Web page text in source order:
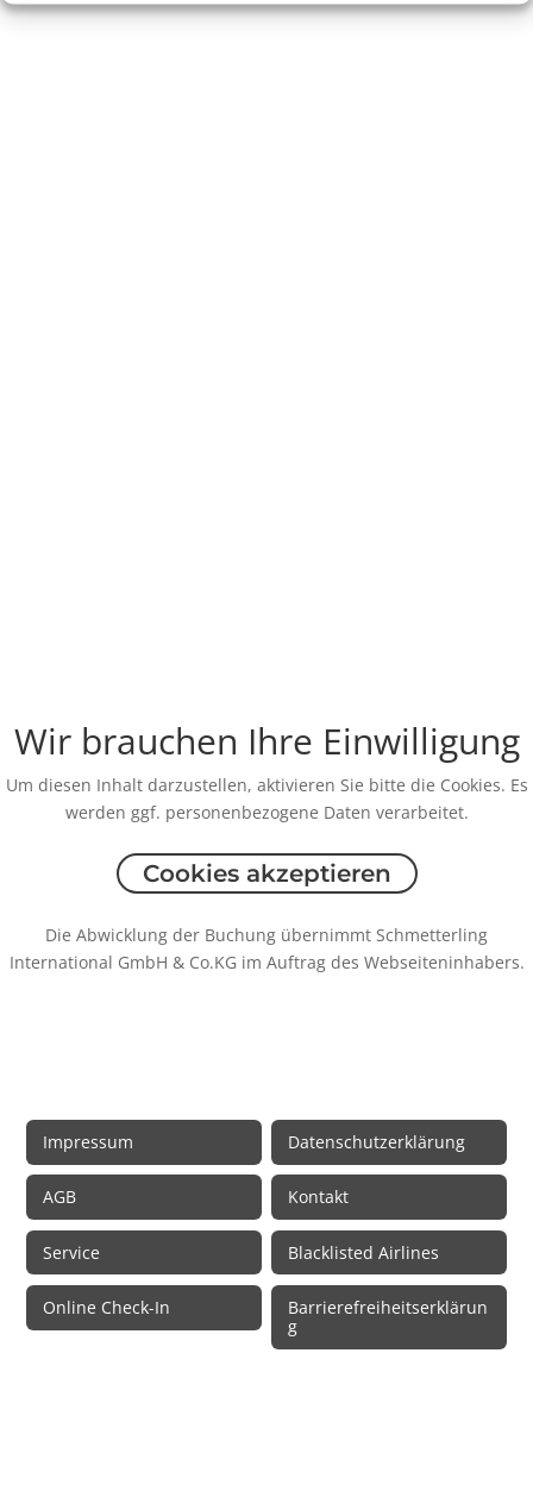
Wir brauchen Ihre Einwilligung
Um diesen Inhalt darzustellen, aktivieren Sie bitte die Cookies. Es
werden ggf. personenbezogene Daten verarbeitet.
Cookies akzeptieren
Die Abwicklung der Buchung übernimmt Schmetterling
International GmbH & Co.KG im Auftrag des Webseiteninhabers.
Impressum Datenschutzerklärung
AGB Kontakt
Service Blacklisted Airlines
Online Check-In
Barrierefreiheitserklärun
g